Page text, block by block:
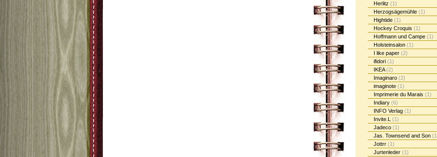
Herlitz (1)
Herzogsägemühle (1)
Hightide (1)
Hockey Croquis (1)
Hoffmann und Campe (1)
Holsteinsalon (1)
I like paper (2)
ifidori (1)
IKEA(2)
Imaginaro (2)
imaginote (1)
Imprimerie du Marais (1)
Indiary (6)
INFO Verlag (1)
Invite.L (1)
Jadeco (1)
Jas. Townsend and Son
Jottrr (1)
Jurtenleder (1)